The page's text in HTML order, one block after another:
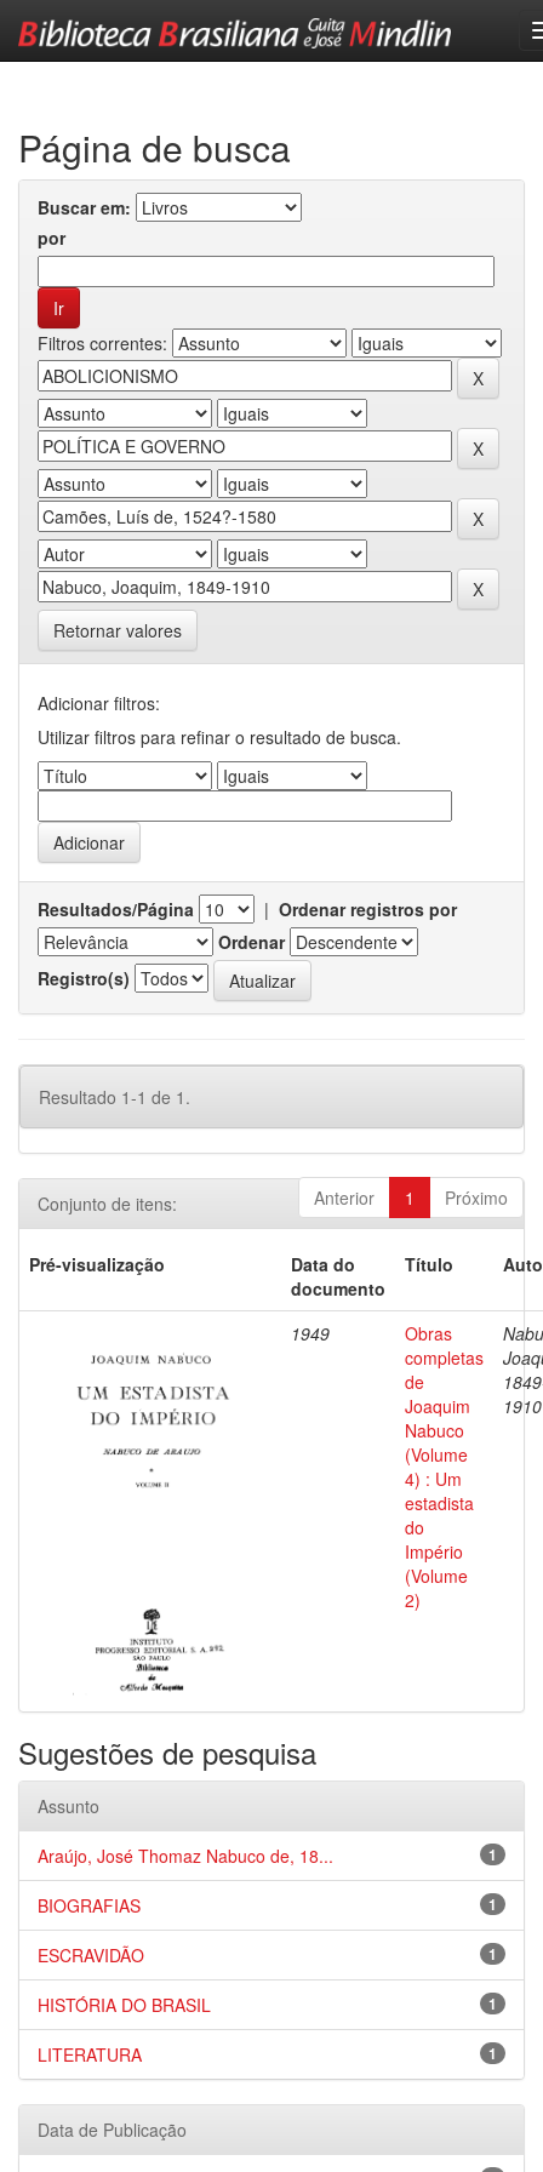
Página de busca
Buscar em:
por
Filtros correntes:
Retornar valores
Adicionar filtros:
Utilizar filtros para refinar o resultado de busca.
Resultados/Página | Ordenar registros por
Ordenar
Registro(s)
Resultado 1-1 de 1.
Anterior 1 Próximo
Conjunto de itens:
Pré-visualização
Data do
documento
Título
1949
Obras
completas
de
Joaquim
Nabuco
(Volume
4) : Um
estadista
do
Império
(Volume
2)
1910
Sugestões de pesquisa
Assunto
1
Araújo, José Thomaz Nabuco de, 18...
1
BIOGRAFIAS
1
ESCRAVIDÃO
1
HISTÓRIA DO BRASIL
1
LITERATURA
Data de Publicação